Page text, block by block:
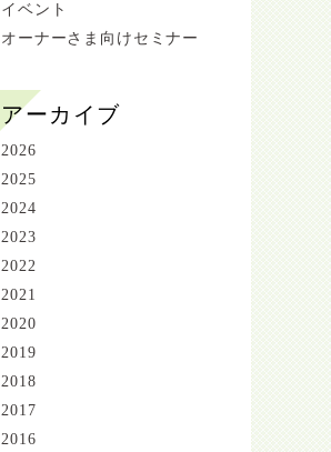
イベント
オーナーさま向けセミナー
アーカイブ
2026
2025
2024
2023
2022
2021
2020
2019
2018
2017
2016